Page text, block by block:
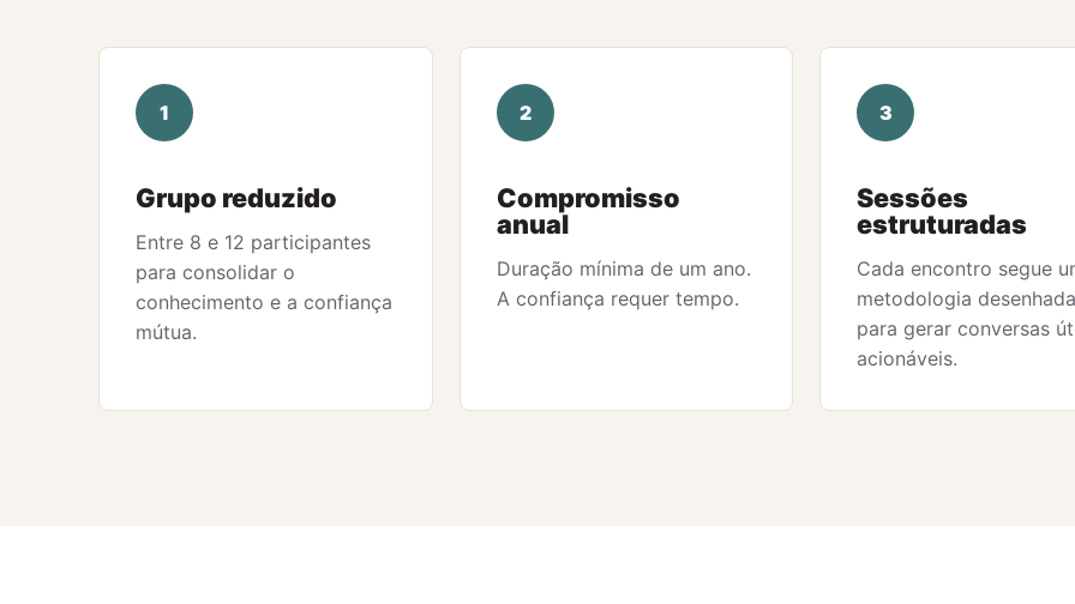
1
Grupo reduzido
Entre 8 e 12 participantes
para consolidar o
conhecimento e a confiança
mútua.
2
Compromisso
anual
Duração mínima de um ano.
A confiança requer tempo.
3
Sessões
estruturadas
Cada encontro segue
metodologia desenhada
para gerar conversas
acionáveis.